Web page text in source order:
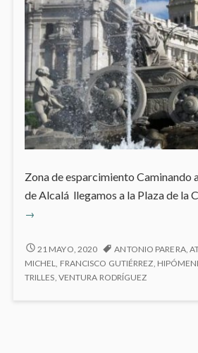
Zona de esparcimiento Caminando
de Alcalá llegamos a la Plaza de la
Plaza
la
Cibeles
→
PLAZA
DE
LA
21 MAYO, 2020 ANTONIO PARERA,
MICHEL
FRANCISCO GUTIÉRREZ
TRILLES VENTURA RODRÍGUEZ